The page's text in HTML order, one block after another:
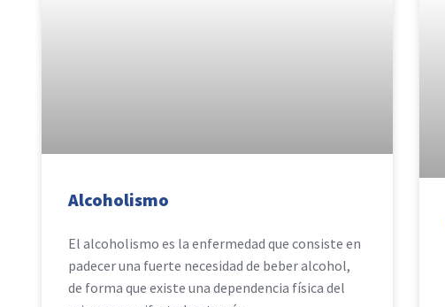
Alcoholismo
El alcoholismo es la enfermedad que consiste en
padecer una fuerte necesidad de beber alcohol,
de forma que existe una dependencia física del